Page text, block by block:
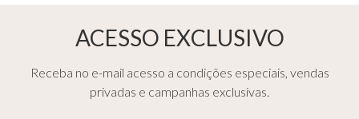
ACESSO EXCLUSIVO
Receba no e-mail acesso a condições especiais, vendas
privadas e campanhas exclusivas.